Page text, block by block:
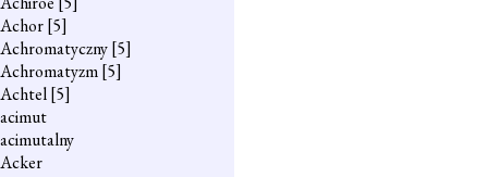
Achor[5]
Achromatyczny[5]
Achromatyzm[5]
Achtel[5]
acimut
acimutalny
Acker